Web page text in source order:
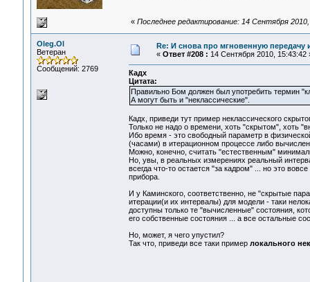
« Последнее редактирование: 14 Сентября
Oleg.Ol
Ветеран
Сообщений: 2769
Re: И снова про мгновенную
« Ответ #208 : 14 Сентября 2010, 15:43:42
Кадх
Цитата:
Правильно Бом должен был употребить термин
А могут быть и "неклассические".
Кадх, приведи тут пример неклассического
Только не надо о времени, хоть "скрытом", хоть
Ибо время - это свободный параметр в
(часами) в итерационном процессе либо
Можно, конечно, считать "естественным"
Но, увы, в реальных измерениях реальный
всегда что-то остается "за кадром" ... но это
прибора.
И у Каминского, соответственно, не "скрытые
итерации(и их интервалы) для модели - таки
доступны только те "вычисленные" состояния,
его собственные состояния ... а все остальные
Но, может, я чего упустил?
Так что, приведи все таки пример локального